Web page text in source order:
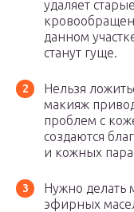
удаляет
данном
станут гуще.
Нельзя
макияж
проблем с
создаются
и кожных
Нужно делать
эфирных